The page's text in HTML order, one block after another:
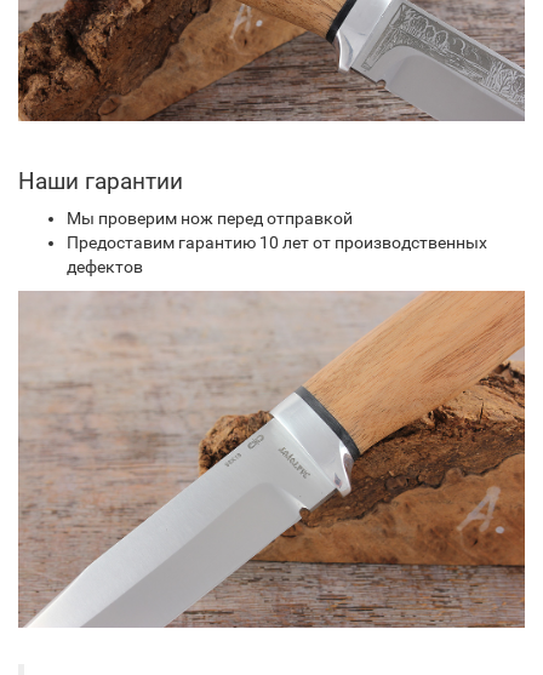
Наши гарантии
Мы проверим нож перед отправкой
Предоставим гарантию 10 лет от производственных
дефектов